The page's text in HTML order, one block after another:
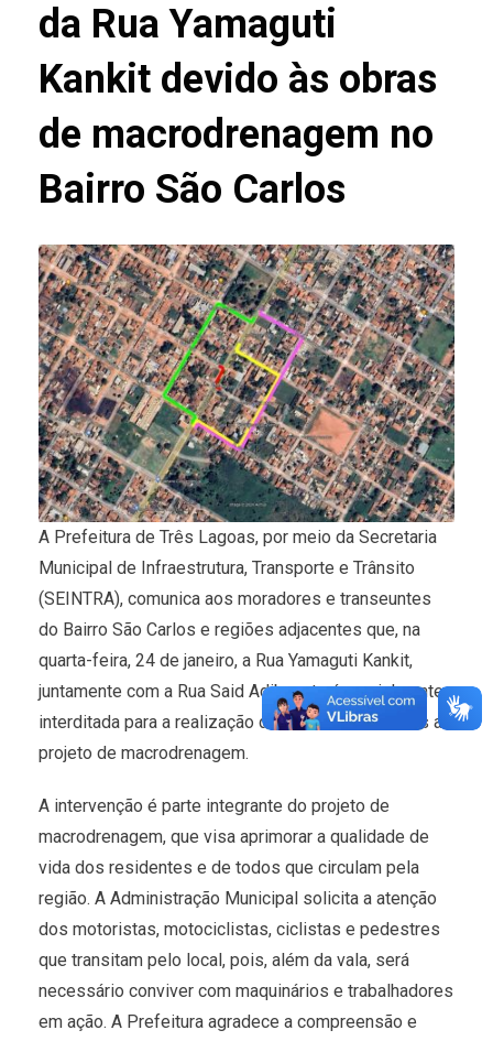
da Rua Yamaguti
Kankit devido às obras
de macrodrenagem no
Bairro São Carlos
A Prefeitura de Três Lagoas, por meio da Secretaria
Municipal de Infraestrutura, Transporte e Trânsito
(SEINTRA), comunica aos moradores e transeuntes
do Bairro São Carlos e regiões adjacentes que, na
quarta-feira, 24 de janeiro, a Rua Yamaguti Kankit,
juntamente com a Rua Said Adib, estará parcialmente
interditada para a realização de obras relacionadas ao
projeto de macrodrenagem.
A intervenção é parte integrante do projeto de
macrodrenagem, que visa aprimorar a qualidade de
vida dos residentes e de todos que circulam pela
região. A Administração Municipal solicita a atenção
dos motoristas, motociclistas, ciclistas e pedestres
que transitam pelo local, pois, além da vala, será
necessário conviver com maquinários e trabalhadores
em ação. A Prefeitura agradece a compreensão e